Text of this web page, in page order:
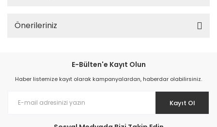
Önerileriniz
E-Bülten'e Kayıt Olun
Haber listemize kayıt olarak kampanyalardan, haberdar olabilirsiniz.
Kayıt Ol